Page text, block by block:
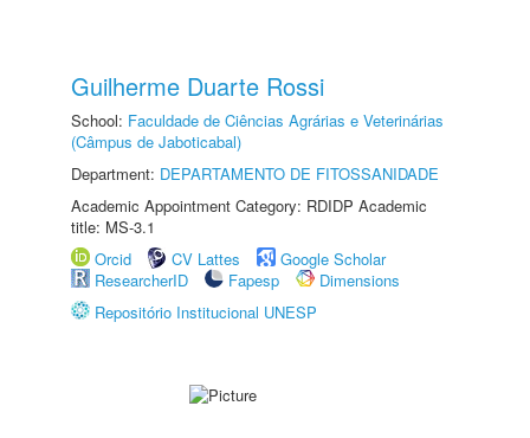
Guilherme Duarte Rossi
School: Faculdade de Ciências Agrárias e Veterinárias
(Câmpus de Jaboticabal)
Department: DEPARTAMENTO DE FITOSSANIDADE
Academic Appointment Category: RDIDP Academic
title: MS-3.1
Orcid
CV Lattes
Google Scholar
ResearcherID
Fapesp
Dimensions
Repositório Institucional UNESP